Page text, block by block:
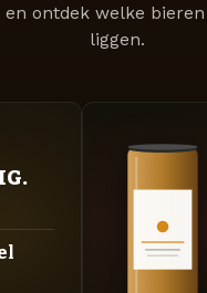
en ontdek welke
liggen.